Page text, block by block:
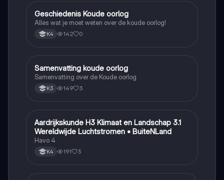
Geschiedenis
Geschiedenis Koude oorlog
Alles wat je moet weten over de koude oorlog!
K4 142 0
Geschiedenis
Samenvatting koude oorlog
Samenvatting over de Koude oorlog
K3 149 3
Aardrijkskunde
Aardrijkskunde H3 Klimaat en Landschap 3.1
Wereldwijde Luchtstromen • BuiteNLand
Havo 4
K4 191 3